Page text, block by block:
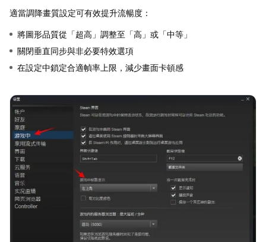
適當調降畫質設定可有效提升流暢度：
將圖形品質從「超高」調整至「高」或「中等」
關閉垂直同步與非必要特效選項
在設定中鎖定合適幀率上限，減少畫面卡頓感